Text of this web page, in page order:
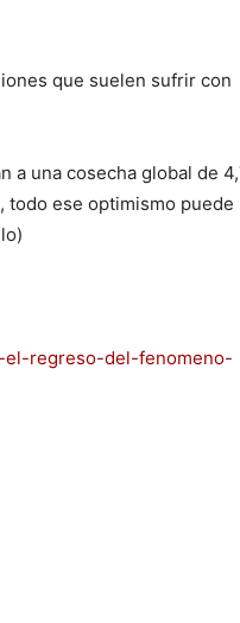
que suelen sufrir con
a una cosecha global de
todo ese optimismo puede
el-regreso-del-fenomeno-